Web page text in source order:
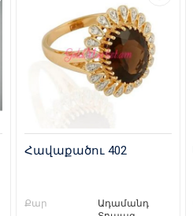
Հավաքածու 402
Քար
Ադամանդ